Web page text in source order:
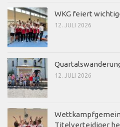
WKG feiert
12. JULI 2026
12. JULI 2026
Titelverteidiger